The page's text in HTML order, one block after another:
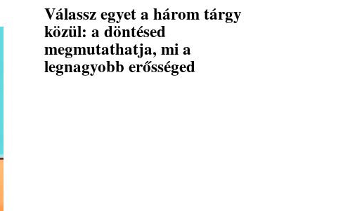
Válassz egyet a három tárgy
közül: a döntésed
megmutathatja, mi a
legnagyobb erősséged